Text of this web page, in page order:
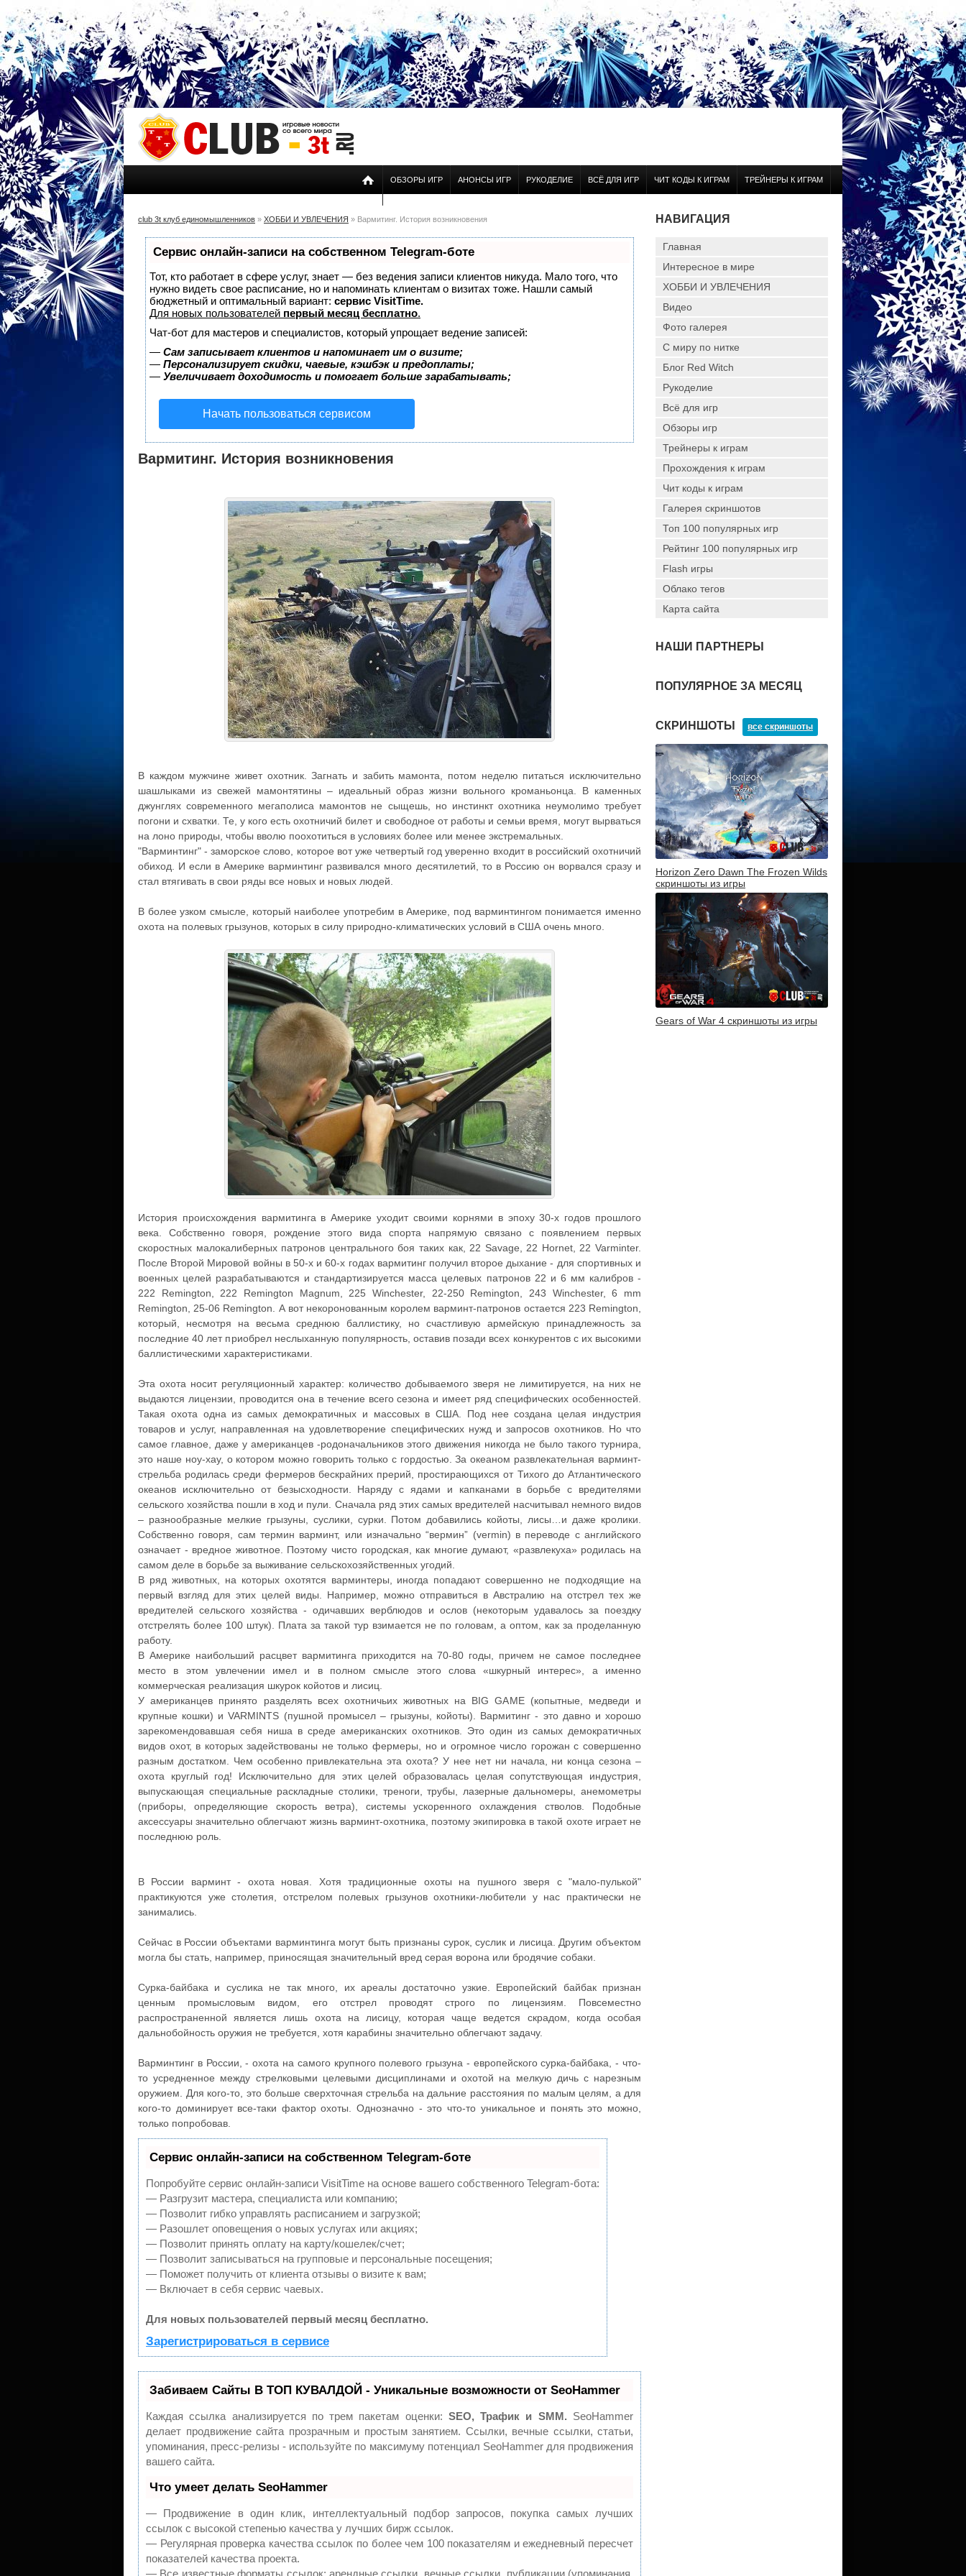
ОБЗОРЫ ИГР АНОНСЫ ИГР РУКОДЕЛИЕ ВСЁ ДЛЯ ИГР ЧИТ КОДЫ К ИГРАМ ТРЕЙНЕРЫ К ИГРАМ
club 3t клуб единомышленников » ХОББИ И УВЛЕЧЕНИЯ » Вармитинг. История возникновения
Сервис онлайн-записи на собственном Telegram-боте
Тот, кто работает в сфере услуг, знает — без ведения записи клиентов никуда. Мало того, что
нужно видеть свое расписание, но и напоминать клиентам о визитах тоже. Нашли самый
бюджетный и оптимальный вариант: сервис VisitTime.
Для новых пользователей первый месяц бесплатно.
Чат-бот для мастеров и специалистов, который упрощает ведение записей:
— Сам записывает клиентов и напоминает им о визите;
— Персонализирует скидки, чаевые, кэшбэк и предоплаты;
— Увеличивает доходимость и помогает больше зарабатывать;
Начать пользоваться сервисом
Вармитинг. История возникновения
В каждом мужчине живет охотник. Загнать и забить мамонта, потом неделю питаться исключительно
шашлыками из свежей мамонтятины – идеальный образ жизни вольного кроманьонца. В каменных
джунглях современного мегаполиса мамонтов не сыщешь, но инстинкт охотника неумолимо требует
погони и схватки. Те, у кого есть охотничий билет и свободное от работы и семьи время, могут вырваться
на лоно природы, чтобы вволю поохотиться в условиях более или менее экстремальных.
"Варминтинг" - заморское слово, которое вот уже четвертый год уверенно входит в российский охотничий
обиход. И если в Америке варминтинг развивался много десятилетий, то в Россию он ворвался сразу и
стал втягивать в свои ряды все новых и новых людей.
В более узком смысле, который наиболее употребим в Америке, под варминтингом понимается именно
охота на полевых грызунов, которых в силу природно-климатических условий в США очень много.
История происхождения вармитинга в Америке уходит своими корнями в эпоху 30-х годов прошлого
века. Собственно говоря, рождение этого вида спорта напрямую связано с появлением первых
скоростных малокалиберных патронов центрального боя таких как, 22 Savage, 22 Hornet, 22 Varminter.
После Второй Мировой войны в 50-х и 60-х годах вармитинг получил второе дыхание - для спортивных и
военных целей разрабатываются и стандартизируется масса целевых патронов 22 и 6 мм калибров -
222 Remington, 222 Remington Magnum, 225 Winchester, 22-250 Remington, 243 Winchester, 6 mm
Remington, 25-06 Remington. А вот некоронованным королем варминт-патронов остается 223 Remington,
который, несмотря на весьма среднюю баллистику, но счастливую армейскую принадлежность за
последние 40 лет приобрел неслыханную популярность, оставив позади всех конкурентов с их высокими
баллистическими характеристиками.
Эта охота носит регуляционный характер: количество добываемого зверя не лимитируется, на них не
выдаются лицензии, проводится она в течение всего сезона и имеет ряд специфических особенностей.
Такая охота одна из самых демократичных и массовых в США. Под нее создана целая индустрия
товаров и услуг, направленная на удовлетворение специфических нужд и запросов охотников. Но что
самое главное, даже у американцев -родоначальников этого движения никогда не было такого турнира,
это наше ноу-хау, о котором можно говорить только с гордостью. За океаном развлекательная варминт-
стрельба родилась среди фермеров бескрайних прерий, простирающихся от Тихого до Атлантического
океанов исключительно от безысходности. Наряду с ядами и капканами в борьбе с вредителями
сельского хозяйства пошли в ход и пули. Сначала ряд этих самых вредителей насчитывал немного видов
– разнообразные мелкие грызуны, суслики, сурки. Потом добавились койоты, лисы…и даже кролики.
Собственно говоря, сам термин варминт, или изначально “вермин” (vermin) в переводе с английского
означает - вредное животное. Поэтому чисто городская, как многие думают, «развлекуха» родилась на
самом деле в борьбе за выживание сельскохозяйственных угодий.
В ряд животных, на которых охотятся варминтеры, иногда попадают совершенно не подходящие на
первый взгляд для этих целей виды. Например, можно отправиться в Австралию на отстрел тех же
вредителей сельского хозяйства - одичавших верблюдов и ослов (некоторым удавалось за поездку
отстрелять более 100 штук). Плата за такой тур взимается не по головам, а оптом, как за проделанную
работу.
В Америке наибольший расцвет вармитинга приходится на 70-80 годы, причем не самое последнее
место в этом увлечении имел и в полном смысле этого слова «шкурный интерес», а именно
коммерческая реализация шкурок койотов и лисиц.
У американцев принято разделять всех охотничьих животных на BIG GAME (копытные, медведи и
крупные кошки) и VARMINTS (пушной промысел – грызуны, койоты). Вармитинг - это давно и хорошо
зарекомендовавшая себя ниша в среде американских охотников. Это один из самых демократичных
видов охот, в которых задействованы не только фермеры, но и огромное число горожан с совершенно
разным достатком. Чем особенно привлекательна эта охота? У нее нет ни начала, ни конца сезона –
охота круглый год! Исключительно для этих целей образовалась целая сопутствующая индустрия,
выпускающая специальные раскладные столики, треноги, трубы, лазерные дальномеры, анемометры
(приборы, определяющие скорость ветра), системы ускоренного охлаждения стволов. Подобные
аксессуары значительно облегчают жизнь варминт-охотника, поэтому экипировка в такой охоте играет не
последнюю роль.
В России варминт - охота новая. Хотя традиционные охоты на пушного зверя с "мало-пулькой"
практикуются уже столетия, отстрелом полевых грызунов охотники-любители у нас практически не
занимались.
Сейчас в России объектами варминтинга могут быть признаны сурок, суслик и лисица. Другим объектом
могла бы стать, например, приносящая значительный вред серая ворона или бродячие собаки.
Сурка-байбака и суслика не так много, их ареалы достаточно узкие. Европейский байбак признан
ценным промысловым видом, его отстрел проводят строго по лицензиям. Повсеместно
распространенной является лишь охота на лисицу, которая чаще ведется скрадом, когда особая
дальнобойность оружия не требуется, хотя карабины значительно облегчают задачу.
Варминтинг в России, - охота на самого крупного полевого грызуна - европейского сурка-байбака, - что-
то усредненное между стрелковыми целевыми дисциплинами и охотой на мелкую дичь с нарезным
оружием. Для кого-то, это больше сверхточная стрельба на дальние расстояния по малым целям, а для
кого-то доминирует все-таки фактор охоты. Однозначно - это что-то уникальное и понять это можно,
только попробовав.
Сервис онлайн-записи на собственном Telegram-боте
Попробуйте сервис онлайн-записи VisitTime на основе вашего собственного Telegram-бота:
— Разгрузит мастера, специалиста или компанию;
— Позволит гибко управлять расписанием и загрузкой;
— Разошлет оповещения о новых услугах или акциях;
— Позволит принять оплату на карту/кошелек/счет;
— Позволит записываться на групповые и персональные посещения;
— Поможет получить от клиента отзывы о визите к вам;
— Включает в себя сервис чаевых.
Для новых пользователей первый месяц бесплатно.
Зарегистрироваться в сервисе
Забиваем Сайты В ТОП КУВАЛДОЙ - Уникальные возможности от SeoHammer
Каждая ссылка анализируется по трем пакетам оценки: SEO, Трафик и SMM. SeoHammer
делает продвижение сайта прозрачным и простым занятием. Ссылки, вечные ссылки, статьи,
упоминания, пресс-релизы - используйте по максимуму потенциал SeoHammer для продвижения
вашего сайта.
Что умеет делать SeoHammer
— Продвижение в один клик, интеллектуальный подбор запросов, покупка самых лучших
ссылок с высокой степенью качества у лучших бирж ссылок.
— Регулярная проверка качества ссылок по более чем 100 показателям и ежедневный пересчет
показателей качества проекта.
— Все известные форматы ссылок: арендные ссылки, вечные ссылки, публикации (упоминания,
НАВИГАЦИЯ
Главная
Интересное в мире
ХОББИ И УВЛЕЧЕНИЯ
Видео
Фото галерея
С миру по нитке
Блог Red Witch
Рукоделие
Всё для игр
Обзоры игр
Трейнеры к играм
Прохождения к играм
Чит коды к играм
Галерея скриншотов
Топ 100 популярных игр
Рейтинг 100 популярных игр
Flash игры
Облако тегов
Карта сайта
НАШИ ПАРТНЕРЫ
ПОПУЛЯРНОЕ ЗА МЕСЯЦ
СКРИНШОТЫ все скриншоты
Horizon Zero Dawn The Frozen Wilds
скриншоты из игры
Gears of War 4 скриншоты из игры